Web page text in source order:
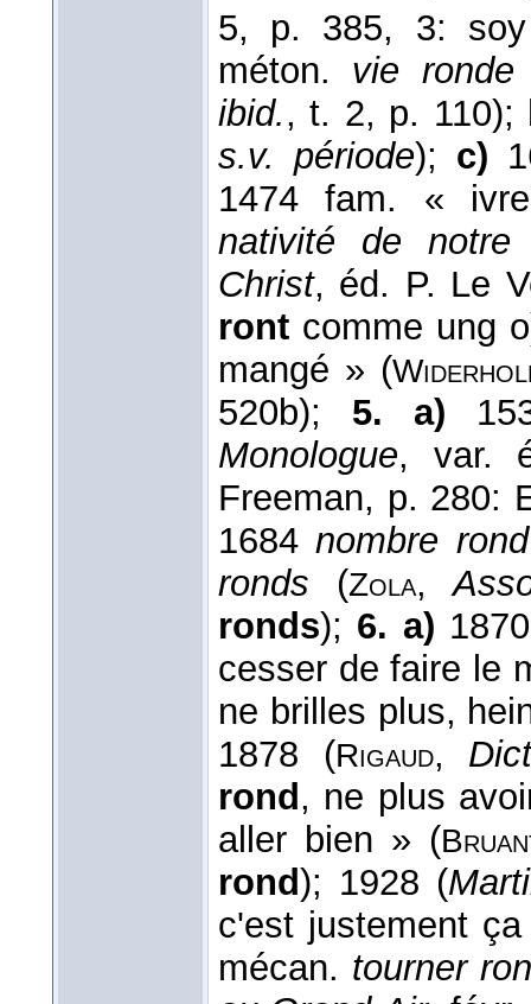
5, p. 385, 3:
méton. vie ronde
ibid., t. 2, p. 110);
s.v. période); c)
1474 fam. «
nativité de notre
Christ, éd. P. Le
ront comme ung
mangé » (
520b); 5. a)
Monologue, var.
Freeman, p. 280:
1684nombre rond
ronds (Zola,
ronds); 6. a)
cesser de faire le
ne brilles plus,
1878 (Rigaud,
rond, ne plus
aller bien » (
rond); 1928 (
c'est justement
mécan. tourner